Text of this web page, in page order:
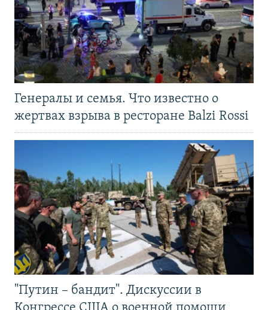
Генералы и семья. Что известно о
жертвах взрыва в ресторане Balzi Rossi
"Путин – бандит". Дискуссии в